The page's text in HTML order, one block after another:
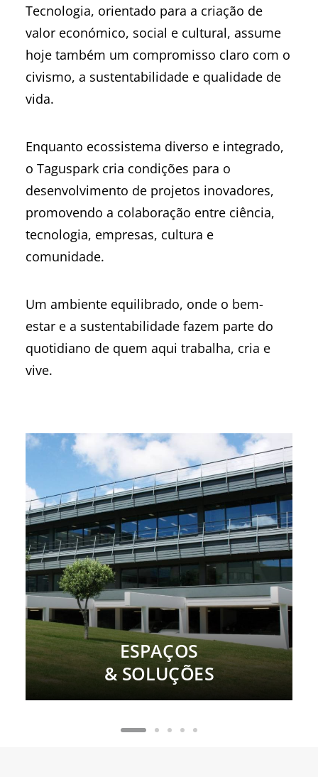
Tecnologia, orientado para a criação de
valor económico, social e cultural, assume
hoje também um compromisso claro com o
civismo, a sustentabilidade e qualidade de
vida.
Enquanto ecossistema diverso e integrado,
o Taguspark cria condições para o
desenvolvimento de projetos inovadores,
promovendo a colaboração entre ciência,
tecnologia, empresas, cultura e
comunidade.
Um ambiente equilibrado, onde o bem-
estar e a sustentabilidade fazem parte do
quotidiano de quem aqui trabalha, cria e
vive.
ESPAÇOS
& SOLUÇÕES